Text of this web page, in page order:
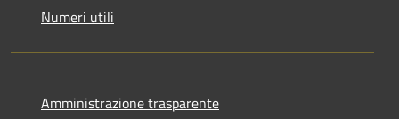
Numeri utili
Amministrazione trasparente